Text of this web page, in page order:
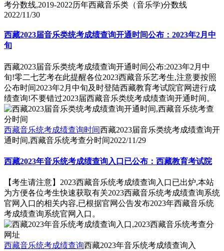
考分数线,2019-2022历年西藏音乐类（音乐学)分数线
2022/11/30
西藏2023届音乐类统考成绩查询开通时间公布：2023年2月中
旬
西藏2023届音乐类统考成绩查询开通时间公布:2023年2月中
旬!零二七艺考在此提醒各位2023西藏音乐艺考生,注意要按照
公布时间2023年2月中旬及时登陆西藏教育考试院官网进行成
绩查询!不要错过2023届西藏音乐类统考成绩查询开通时间。
西藏音乐统考成绩查询时间西藏2023届音乐类统考成绩查询开
通时间,西藏音乐统考查分时间2022/11/29
西藏2023年音乐统考成绩查询入口已公布：西藏教育考试院
【考生请注意】2023西藏音乐统考成绩查询入口已出炉,本站
为方便各位考生快速获取有关2023西藏音乐统考成绩查询系统
官网入口的相关内容,已根据官网公告发布2023年西藏音乐统
考成绩查询系统官网入口。
西藏音乐统考成绩查询西藏2023年音乐统考成绩查询入